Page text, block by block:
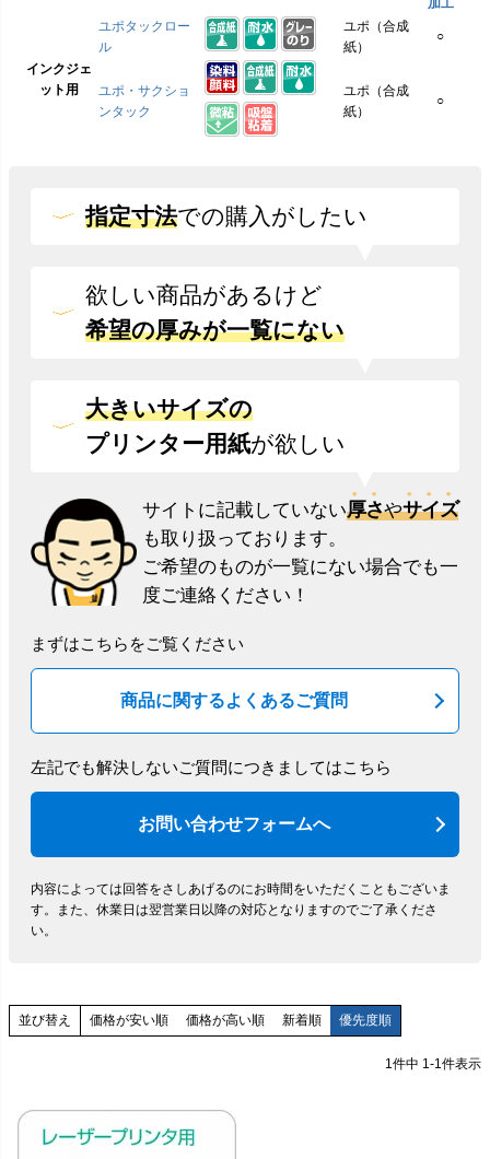
加工
インクジェ
ット用
ユポタックロー
ル
ユポ（合成
紙）
○
ユポ・サクショ
ンタック
ユポ（合成
紙）
○
指定寸法での購入がしたい
欲しい商品があるけど
希望の厚みが一覧にない
大きいサイズの
プリンター用紙が欲しい
サイトに記載していない厚さやサイズ
も取り扱っております。
ご希望のものが一覧にない場合でも一
度ご連絡ください！
まずはこちらをご覧ください
商品に関するよくあるご質問
左記でも解決しないご質問につきましてはこちら
お問い合わせフォームへ
内容によっては回答をさしあげるのにお時間をいただくこともございま
す。
また、休業日は翌営業日以降の対応となりますのでご了承くださ
い。
並び替え 価格が安い順 価格が高い順 新着順 優先度順
1件中 1-1件表示